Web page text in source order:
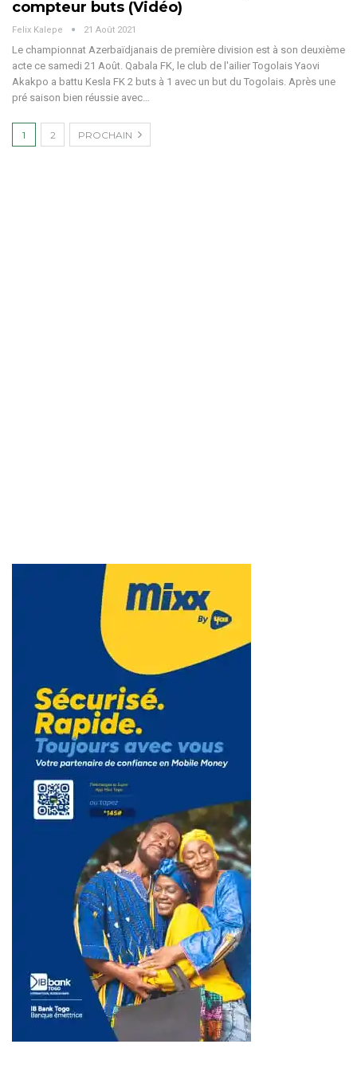
compteur buts (Vidéo)
Felix Kalepe 21 Août 2021
Le championnat Azerbaïdjanais de première division est à son deuxième
acte ce samedi 21 Août. Qabala FK, le club de l'ailier Togolais Yaovi
Akakpo a battu Kesla FK 2 buts à 1 avec un but du Togolais. Après une
pré saison bien réussie avec…
1 2 PROCHAIN